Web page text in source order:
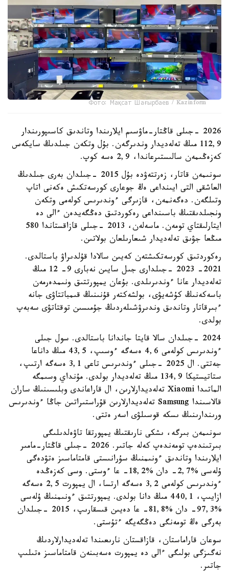
Фото: Мақсат Шағырбаев / Kazinform
2026 -جىلى قاڭتار-ماۋسىم ايلارىندا وتاندىق كاسىپورىندار
112,9 مىڭ تەلەديدار وندىرگەن. بۇل وتكەن جىلدىڭ سايكەس
كەزەڭىمەن سالىستىرعاندا، 2,9 ەسە كوپ.
سونىمەن قاتار، زەرتتەۋدە بۇل 2015 -جىلدان بەرى جىلدىڭ
العاشقى التى ايىنداعى ەڭ جوعارى كورسەتكىش ەكەنى اتاپ
وتىلگەن. دەگەنمەن، قازىرگى ءوندىرىس كولەمى وتكەن
ونجىلدىقتىڭ باسىنداعى رەكوردتىق دەڭگەيدەن ءالى دە
ايتارلىقتاي تومەن. ماسەلەن، 2013 -جىلى قازاقستاندا 580
مىڭعا جۋىق تەلەديدار شىعارىلعان بولاتىن.
رەكوردتىق كورسەتكىشتەن كەيىن سالادا قۇلدىراۋ باستالدى.
2021- 2023 -جىلدارى جىل سايىن نەبارى 9- 12 مىڭ
تەلەديدار عانا ءوندىرىلدى. بۇعان يمپورتتىق ونىمدەرمەن
باسەكەنىڭ كۇشەيۋى، بولشەكتەر قۇنىنىڭ قىمباتتاۋى جانە
ءبىرقاتار وتاندىق وندىرۋشىلەردىڭ جۇمىسىن توقتاتۋى سەبەپ
بولدى.
2024 -جىلدان سالا قايتا جاندانا باستالدى. سول جىلى
ءوندىرىس كولەمى 4,6 ەسەگە ءوسىپ، 43,5 مىڭ داناعا
جەتتى. ال 2025 -جىلى ءوندىرىس تاعى 3,1 ەسەگە ارتىپ،
ستاتيستيكا 134,9 مىڭ تەلەديدار بولدى. مۇنداي وسىمگە
الماتىدا Xiaomi تەلەديدارلارىن، ال قاراعاندى وبلىسىنىڭ ساران
قالاسىندا Samsung تەلەديدارلارىن قۇراستىراتىن جاڭا ءوندىرىس
ورىندارىنىڭ ىسكە قوسىلۋى اسەر ەتتى.
سونىمەن بىرگە، ىشكى نارىقتىڭ يمپورتقا تاۋەلدىلىگى
بىرتىندەپ تومەندەپ كەلە جاتىر. 2026 -جىلى قاڭتار-مامىر
ايلارىندا وتاندىق ءونىمنىڭ سۇرانىستى قامتاماسىز ەتۋدەگى
ۇلەسى %2,7- دان %18,2- عا ءوستى. وسى كەزەڭدە
ءوندىرىس كولەمى 3,2 ەسەگە ارتسا، ال يمپورت 2,5 ەسەگە
ازايىپ، 440,1 مىڭ دانا بولدى. يمپورتتىق ءونىمنىڭ ۇلەسى
%97,3- دان %81,8- عا دەيىن قىسقارىپ، 2015 -جىلدان
بەرگى ەڭ تومەنگى دەڭگەيگە ءتۇستى.
سوعان قاراماستان، قازاقستان نارىعىندا تەلەديدارلاردىڭ
نەگىزگى بولىگى ءالى دە يمپورت ەسەبىنەن قامتاماسىز ەتىلىپ
جاتىر.